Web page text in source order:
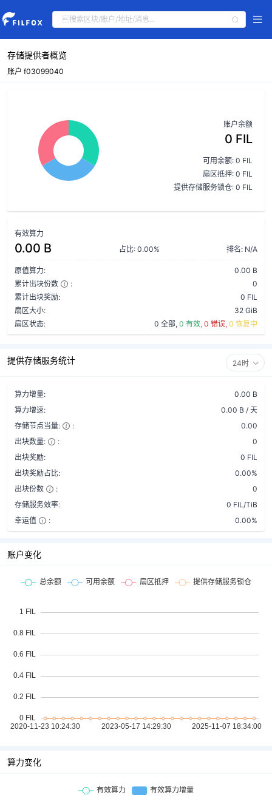
存储提供者概览
账户 f03099040
账户余额
0 FIL
可用余额: 0 FIL
扇区抵押: 0 FIL
提供存储服务锁仓: 0 FIL
有效算力
0.00 B 占比: 0.00% 排名: N/A
原值算力:
0.00 B
累计出块份数
:
0
累计出块奖励:
0 FIL
扇区大小:
32 GiB
扇区状态:
0 全部, 0 有效, 0 错误, 0 恢复中
提供存储服务统计 24时
算力增量:
0.00 B
算力增速:
0.00 B / 天
存储节点当量:
:
0.00
出块数量:
:
0
出块奖励:
0 FIL
出块奖励占比:
0.00%
出块份数
:
0
存储服务效率:
0 FIL/TiB
幸运值
: 0.00%
账户变化
算力变化